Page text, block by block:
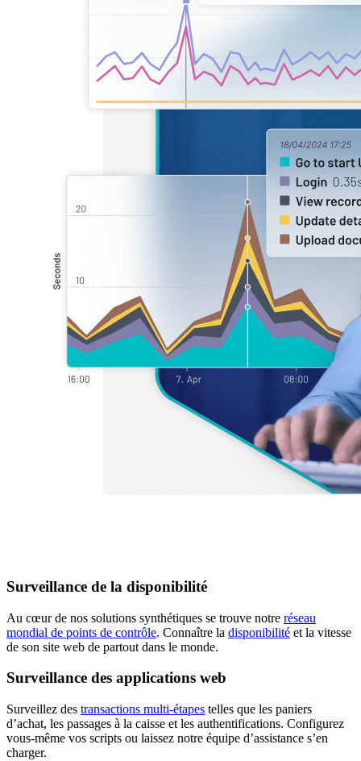
Surveillance de la disponibilité
Au cœur de nos solutions synthétiques se trouve notre réseau
mondial de points de contrôle. Connaître la disponibilité et la vitesse
de son site web de partout dans le monde.
Surveillance des applications web
Surveillez des transactions multi-étapes telles que les paniers
d’achat, les passages à la caisse et les authentifications. Configurez
vous-même vos scripts ou laissez notre équipe d’assistance s’en
charger.